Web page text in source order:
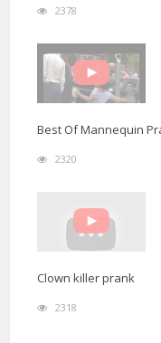
2378
Best Of Mannequin
2320
Clown killer prank
2318